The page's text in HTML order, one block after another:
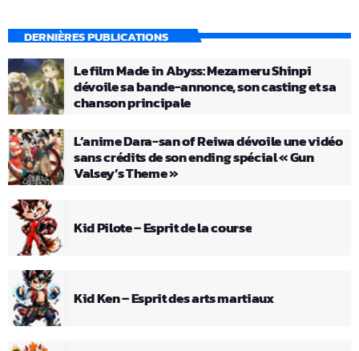
DERNIÈRES PUBLICATIONS
Le film Made in Abyss: Mezameru Shinpi
dévoile sa bande-annonce, son casting et sa
chanson principale
L’anime Dara-san of Reiwa dévoile une vidéo
sans crédits de son ending spécial « Gun
Valsey’s Theme »
Kid Pilote – Esprit de la course
Kid Ken – Esprit des arts martiaux